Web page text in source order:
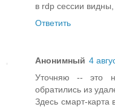
в rdp сессии
Ответить
Анонимный 4
Уточняю -- это
обратились из
Здесь смарт-карта